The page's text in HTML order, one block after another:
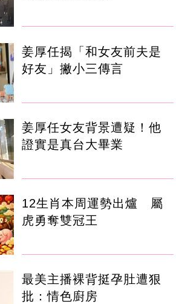
姜厚任揭「和女友前夫是
好友」撇小三傳言
姜厚任女友背景遭疑！他
證實是真台大畢業
12生肖本周運勢出爐 屬
虎勇奪雙冠王
最美主播裸背挺孕肚遭狠
批：情色廚房